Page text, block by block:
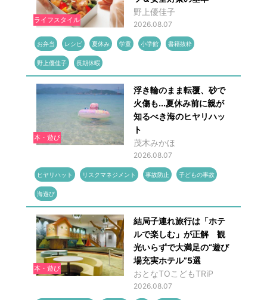
ライフスタイル
野上優佳子
2026.08.07
お弁当 レシピ 夏休み 学童 小学館 書籍抜粋
野上優佳子 長期休暇
本・遊び
浮き輪のまま転覆、砂で
火傷も...夏休み前に親が
知るべき海のヒヤリハッ
ト
茂木みかほ
2026.08.07
ヒヤリハット リスクマネジメント 事故防止 子どもの事故
海遊び
本・遊び
結局子連れ旅行は「ホテ
ルで楽しむ」が正解 観
光いらずで大満足の“遊び
場充実ホテル”5選
おとなTOこどもTRiP
2026.08.07